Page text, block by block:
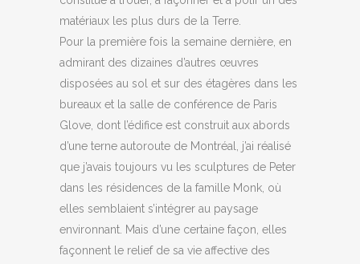
matériaux les plus durs de la Terre.
Pour la première fois la semaine dernière, en
admirant des dizaines d’autres œuvres
disposées au sol et sur des étagères dans les
bureaux et la salle de conférence de Paris
Glove, dont l’édifice est construit aux abords
d’une terne autoroute de Montréal, j’ai réalisé
que j’avais toujours vu les sculptures de Peter
dans les résidences de la famille Monk, où
elles semblaient s’intégrer au paysage
environnant. Mais d’une certaine façon, elles
façonnent le relief de sa vie affective des